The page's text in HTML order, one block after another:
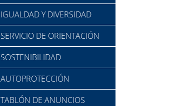
IGUALDAD Y DIVERSIDAD
SERVICIO DE ORIENTACIÓN
SOSTENIBILIDAD
AUTOPROTECCIÓN
TABLÓN DE ANUNCIOS